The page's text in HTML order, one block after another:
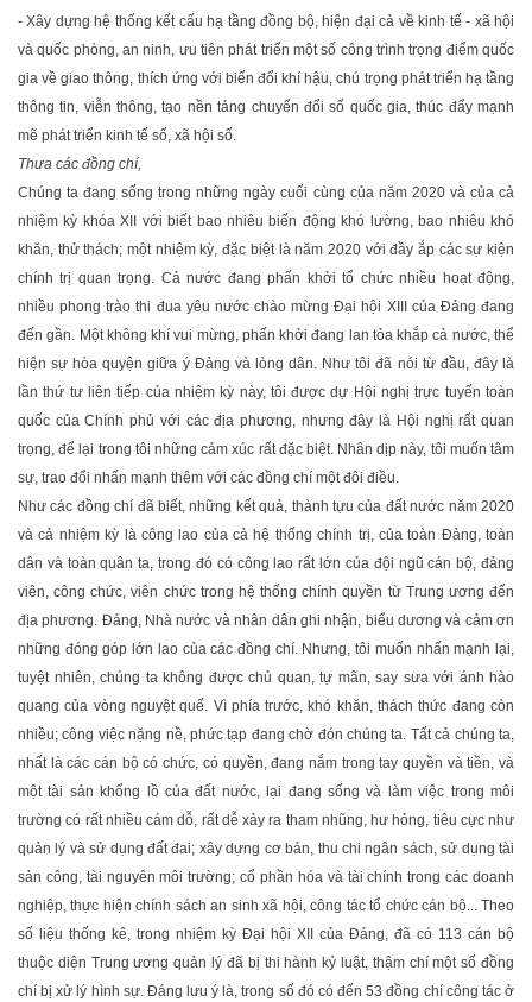
- Xây dựng hệ thống kết cấu hạ tầng đồng bộ, hiện đại cả về kinh tế - xã hội
và quốc phòng, an ninh, ưu tiên phát triển một số công trình trọng điểm quốc
gia về giao thông, thích ứng với biến đổi khí hậu, chú trọng phát triển hạ tầng
thông tin, viễn thông, tạo nền tảng chuyển đổi số quốc gia, thúc đẩy mạnh
mẽ phát triển kinh tế số, xã hội số.
Thưa các đồng chí,
Chúng ta đang sống trong những ngày cuối cùng của năm 2020 và của cả
nhiệm kỳ khóa XII với biết bao nhiêu biến động khó lường, bao nhiêu khó
khăn, thử thách; một nhiệm kỳ, đặc biệt là năm 2020 với đầy ắp các sự kiện
chính trị quan trọng. Cả nước đang phấn khởi tổ chức nhiều hoạt động,
nhiều phong trào thi đua yêu nước chào mừng Ðại hội XIII của Ðảng đang
đến gần. Một không khí vui mừng, phấn khởi đang lan tỏa khắp cả nước, thể
hiện sự hòa quyện giữa ý Ðảng và lòng dân. Như tôi đã nói từ đầu, đây là
lần thứ tư liên tiếp của nhiệm kỳ này, tôi được dự Hội nghị trực tuyến toàn
quốc của Chính phủ với các địa phương, nhưng đây là Hội nghị rất quan
trọng, để lại trong tôi những cảm xúc rất đặc biệt. Nhân dịp này, tôi muốn tâm
sự, trao đổi nhấn mạnh thêm với các đồng chí một đôi điều.
Như các đồng chí đã biết, những kết quả, thành tựu của đất nước năm 2020
và cả nhiệm kỳ là công lao của cả hệ thống chính trị, của toàn Ðảng, toàn
dân và toàn quân ta, trong đó có công lao rất lớn của đội ngũ cán bộ, đảng
viên, công chức, viên chức trong hệ thống chính quyền từ Trung ương đến
địa phương. Ðảng, Nhà nước và nhân dân ghi nhận, biểu dương và cảm ơn
những đóng góp lớn lao của các đồng chí. Nhưng, tôi muốn nhấn mạnh lại,
tuyệt nhiên, chúng ta không được chủ quan, tự mãn, say sưa với ánh hào
quang của vòng nguyệt quế. Vì phía trước, khó khăn, thách thức đang còn
nhiều; công việc nặng nề, phức tạp đang chờ đón chúng ta. Tất cả chúng ta,
nhất là các cán bộ có chức, có quyền, đang nắm trong tay quyền và tiền, và
một tài sản khổng lồ của đất nước, lại đang sống và làm việc trong môi
trường có rất nhiều cám dỗ, rất dễ xảy ra tham nhũng, hư hỏng, tiêu cực như
quản lý và sử dụng đất đai; xây dựng cơ bản, thu chi ngân sách, sử dụng tài
sản công, tài nguyên môi trường; cổ phần hóa và tài chính trong các doanh
nghiệp, thực hiện chính sách an sinh xã hội, công tác tổ chức cán bộ... Theo
số liệu thống kê, trong nhiệm kỳ Ðại hội XII của Ðảng, đã có 113 cán bộ
thuộc diện Trung ương quản lý đã bị thi hành kỷ luật, thậm chí một số đồng
chí bị xử lý hình sự. Ðáng lưu ý là, trong số đó có đến 53 đồng chí công tác ở